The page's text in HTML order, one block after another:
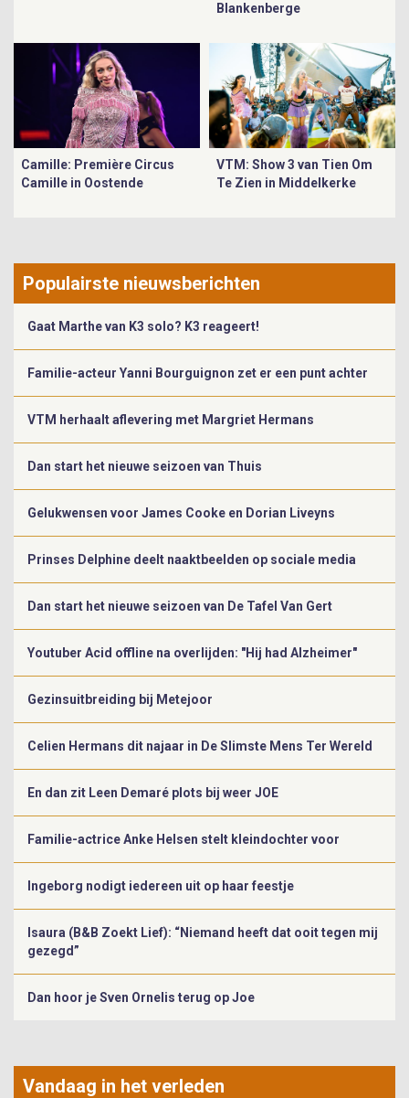
Blankenberge
Camille: Première Circus
Camille in Oostende
VTM: Show 3 van Tien Om
Te Zien in Middelkerke
Populairste nieuwsberichten
Gaat Marthe van K3 solo? K3 reageert!
Familie-acteur Yanni Bourguignon zet er een punt achter
VTM herhaalt aflevering met Margriet Hermans
Dan start het nieuwe seizoen van Thuis
Gelukwensen voor James Cooke en Dorian Liveyns
Prinses Delphine deelt naaktbeelden op sociale media
Dan start het nieuwe seizoen van De Tafel Van Gert
Youtuber Acid offline na overlijden: "Hij had Alzheimer"
Gezinsuitbreiding bij Metejoor
Celien Hermans dit najaar in De Slimste Mens Ter Wereld
En dan zit Leen Demaré plots bij weer JOE
Familie-actrice Anke Helsen stelt kleindochter voor
Ingeborg nodigt iedereen uit op haar feestje
Isaura (B&B Zoekt Lief): “Niemand heeft dat ooit tegen mij
gezegd”
Dan hoor je Sven Ornelis terug op Joe
Vandaag in het verleden